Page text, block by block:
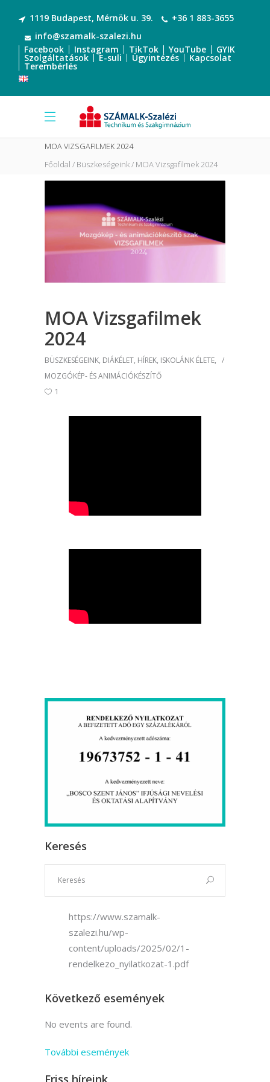
1119 Budapest, Mérnök u. 39.
+36 1 883-3655
info@szamalk-szalezi.hu
Facebook
Instagram TikTok YouTube GYIK
Szolgáltatások E-suli Ügyintézés Kapcsolat
Terembérlés
MOA VIZSGAFILMEK 2024
Főoldal Büszkeségeink MOA Vizsgafilmek 2024
MOA Vizsgafilmek
2024
BÜSZKESÉGEINK, DIÁKÉLET, HÍREK, ISKOLÁNK ÉLETE,
MOZGÓKÉP- ÉS ANIMÁCIÓKÉSZÍTŐ
1
Keresés
https://www.szamalk-
szalezi.hu/wp-
content/uploads/2025/02/1-
rendelkezo_nyilatkozat-1.pdf
Következő események
No events are found.
További események